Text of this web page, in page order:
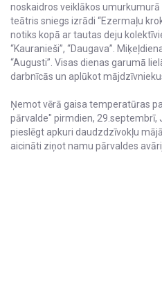
noskaidros veiklākos
teātris sniegs izrādi “Ezermaļu
notiks kopā ar tautas deju
“Kauranieši”, “Daugava”.
“Augusti”. Visas dienas garumā
darbnīcās un aplūkot
Ņemot vērā gaisa temperatūras
pārvalde" pirmdien, 29.septembrī,
pieslēgt apkuri daudzdzīvokļu
aicināti ziņot namu pārvaldes